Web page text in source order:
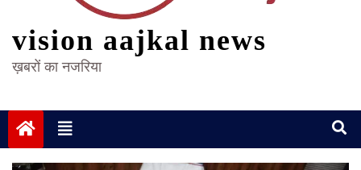
vision aajkal news
ख़बरों का नजरिया